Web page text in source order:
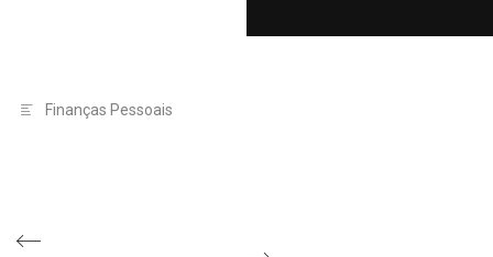
Finanças Pessoais
Navegação